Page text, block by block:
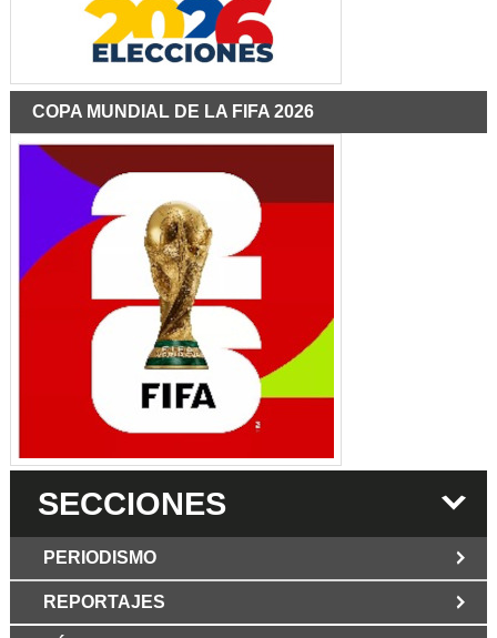
COPA MUNDIAL DE LA FIFA 2026
SECCIONES
PERIODISMO
Los Periodist@s
REPORTAJES